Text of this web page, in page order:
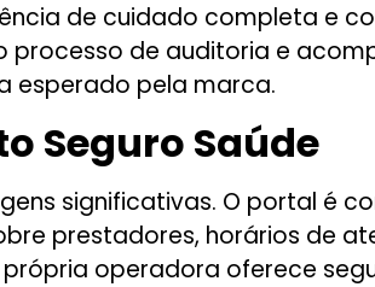
de cuidado completa e
processo de auditoria e
esperado pela marca.
Seguro Saúde
significativas. O portal é
prestadores, horários de
operadora oferece